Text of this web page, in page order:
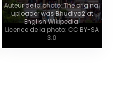
Auteur de la photo: The original
uploader was Bhudiya2 at
English Wikipedia.
Licence de la photo: CC BY-SA
3.0